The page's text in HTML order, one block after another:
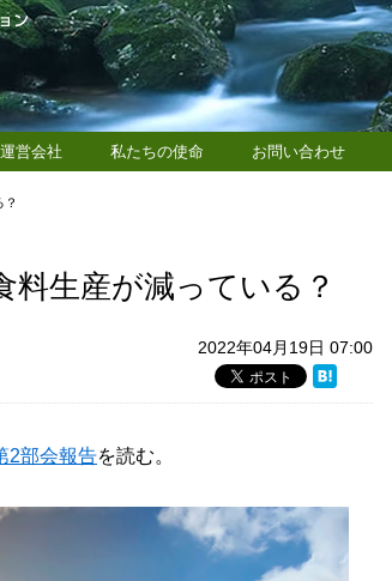
運営会社 私たちの使命 お問い合わせ
料生産が減っている？
2022年04月19日 07:00
2部会報告を読む。